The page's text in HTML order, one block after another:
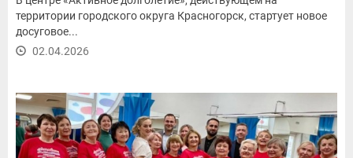
территории городского округа Красногорск, стартует новое
досуговое...
02.04.2026